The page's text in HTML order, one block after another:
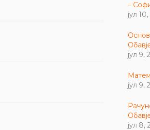
–
јул
јул 9,
јул 9,
јул 8,